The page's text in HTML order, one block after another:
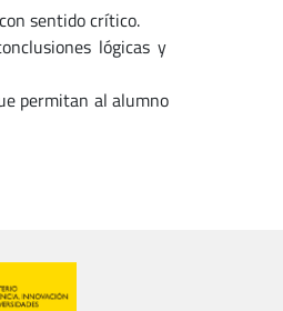
sentido crítico.
lógicas y
permitan al alumno